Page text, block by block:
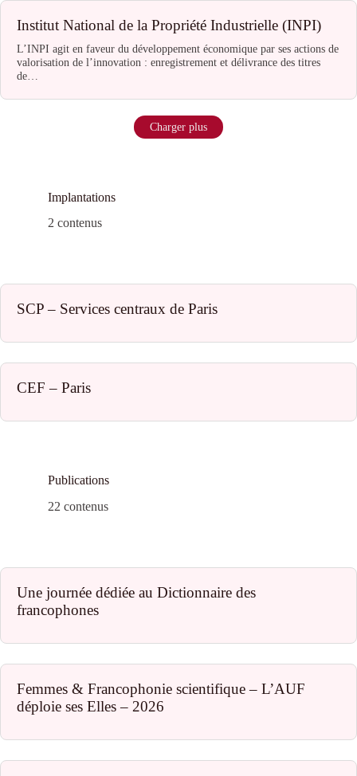
Institut National de la Propriété Industrielle (INPI)
L’INPI agit en faveur du développement économique par ses actions de
valorisation de l’innovation : enregistrement et délivrance des titres
de…
Charger plus
Implantations
2 contenus
SCP – Services centraux de Paris
CEF – Paris
Publications
22 contenus
Une journée dédiée au Dictionnaire des
francophones
Femmes & Francophonie scientifique – L’AUF
déploie ses Elles – 2026